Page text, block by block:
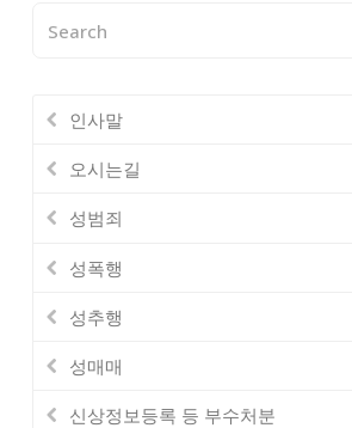
인사말
오시는길
성범죄
성폭행
성추행
성매매
신상정보등록 등 부수처분